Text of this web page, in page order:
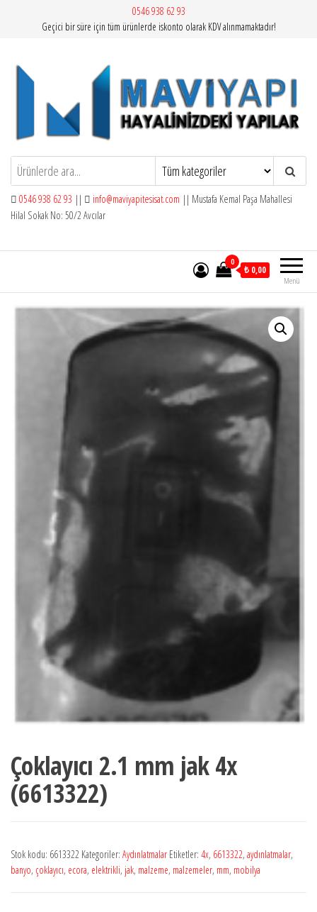
0546 938 62 93
Geçici bir süre için tüm ürünlerde iskonto olarak KDV alınmamaktadır!
Mavi Yapı | Vitra Artema
0546 938 62 93 || info@maviyapitesisat.com || Mustafa Kemal Paşa Mahallesi
Hilal Sokak No: 50/2 Avcılar
Menü
0
₺ 0,00
Çoklayıcı 2.1 mm jak 4x
(6613322)
Stok kodu: 6613322 Kategoriler: Aydınlatmalar Etiketler: 4x, 6613322, aydınlatmalar,
banyo, çoklayıcı, ecora, elektrikli, jak, malzeme, malzemeler, mm, mobilya